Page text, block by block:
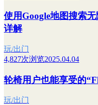
使用Google地图搜索
详解
玩/出门
4,827次浏览2025.04.04
轮椅用户也能享受的
玩/出门